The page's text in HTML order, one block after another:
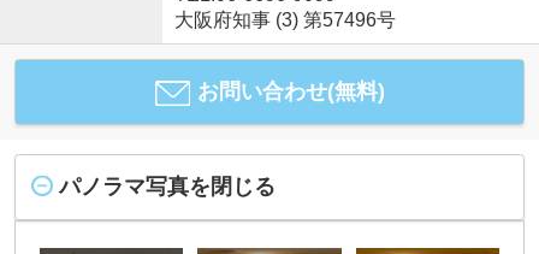
大阪府知事 (3) 第57496号
お問い合わせ(無料)
パノラマ写真を閉じる